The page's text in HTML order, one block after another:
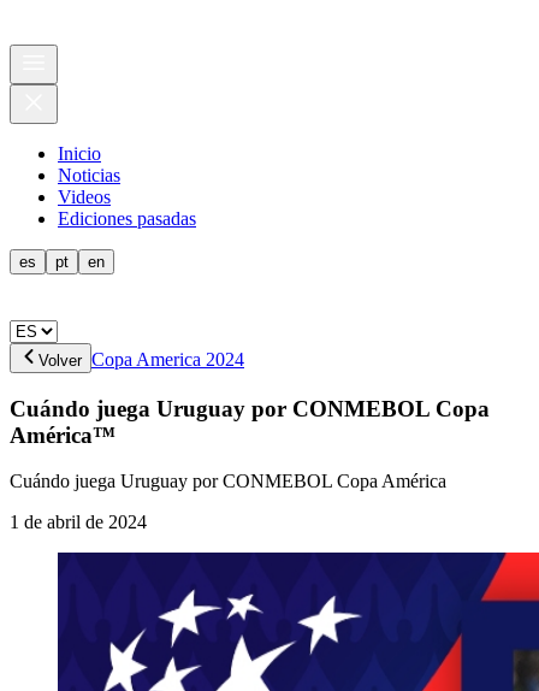
Inicio
Noticias
Videos
Ediciones pasadas
es pt en
Volver Copa America 2024
Cuándo juega Uruguay por CONMEBOL Copa
América™
Cuándo juega Uruguay por CONMEBOL Copa América
1 de abril de 2024